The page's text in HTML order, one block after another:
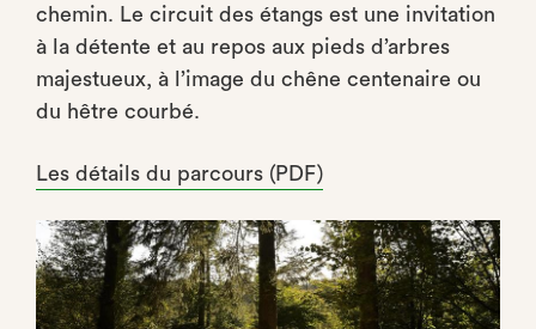
chemin. Le circuit des étangs est une invitation
à la détente et au repos aux pieds d’arbres
majestueux, à l’image du chêne centenaire ou
du hêtre courbé.
Les détails du parcours (PDF)